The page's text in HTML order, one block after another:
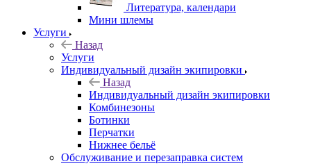
Литература, календари
Мини шлемы
Услуги
Назад
Услуги
Индивидуальный дизайн экипировки
Назад
Индивидуальный дизайн экипировки
Комбинезоны
Ботинки
Перчатки
Нижнее бельё
Обслуживание и перезаправка систем